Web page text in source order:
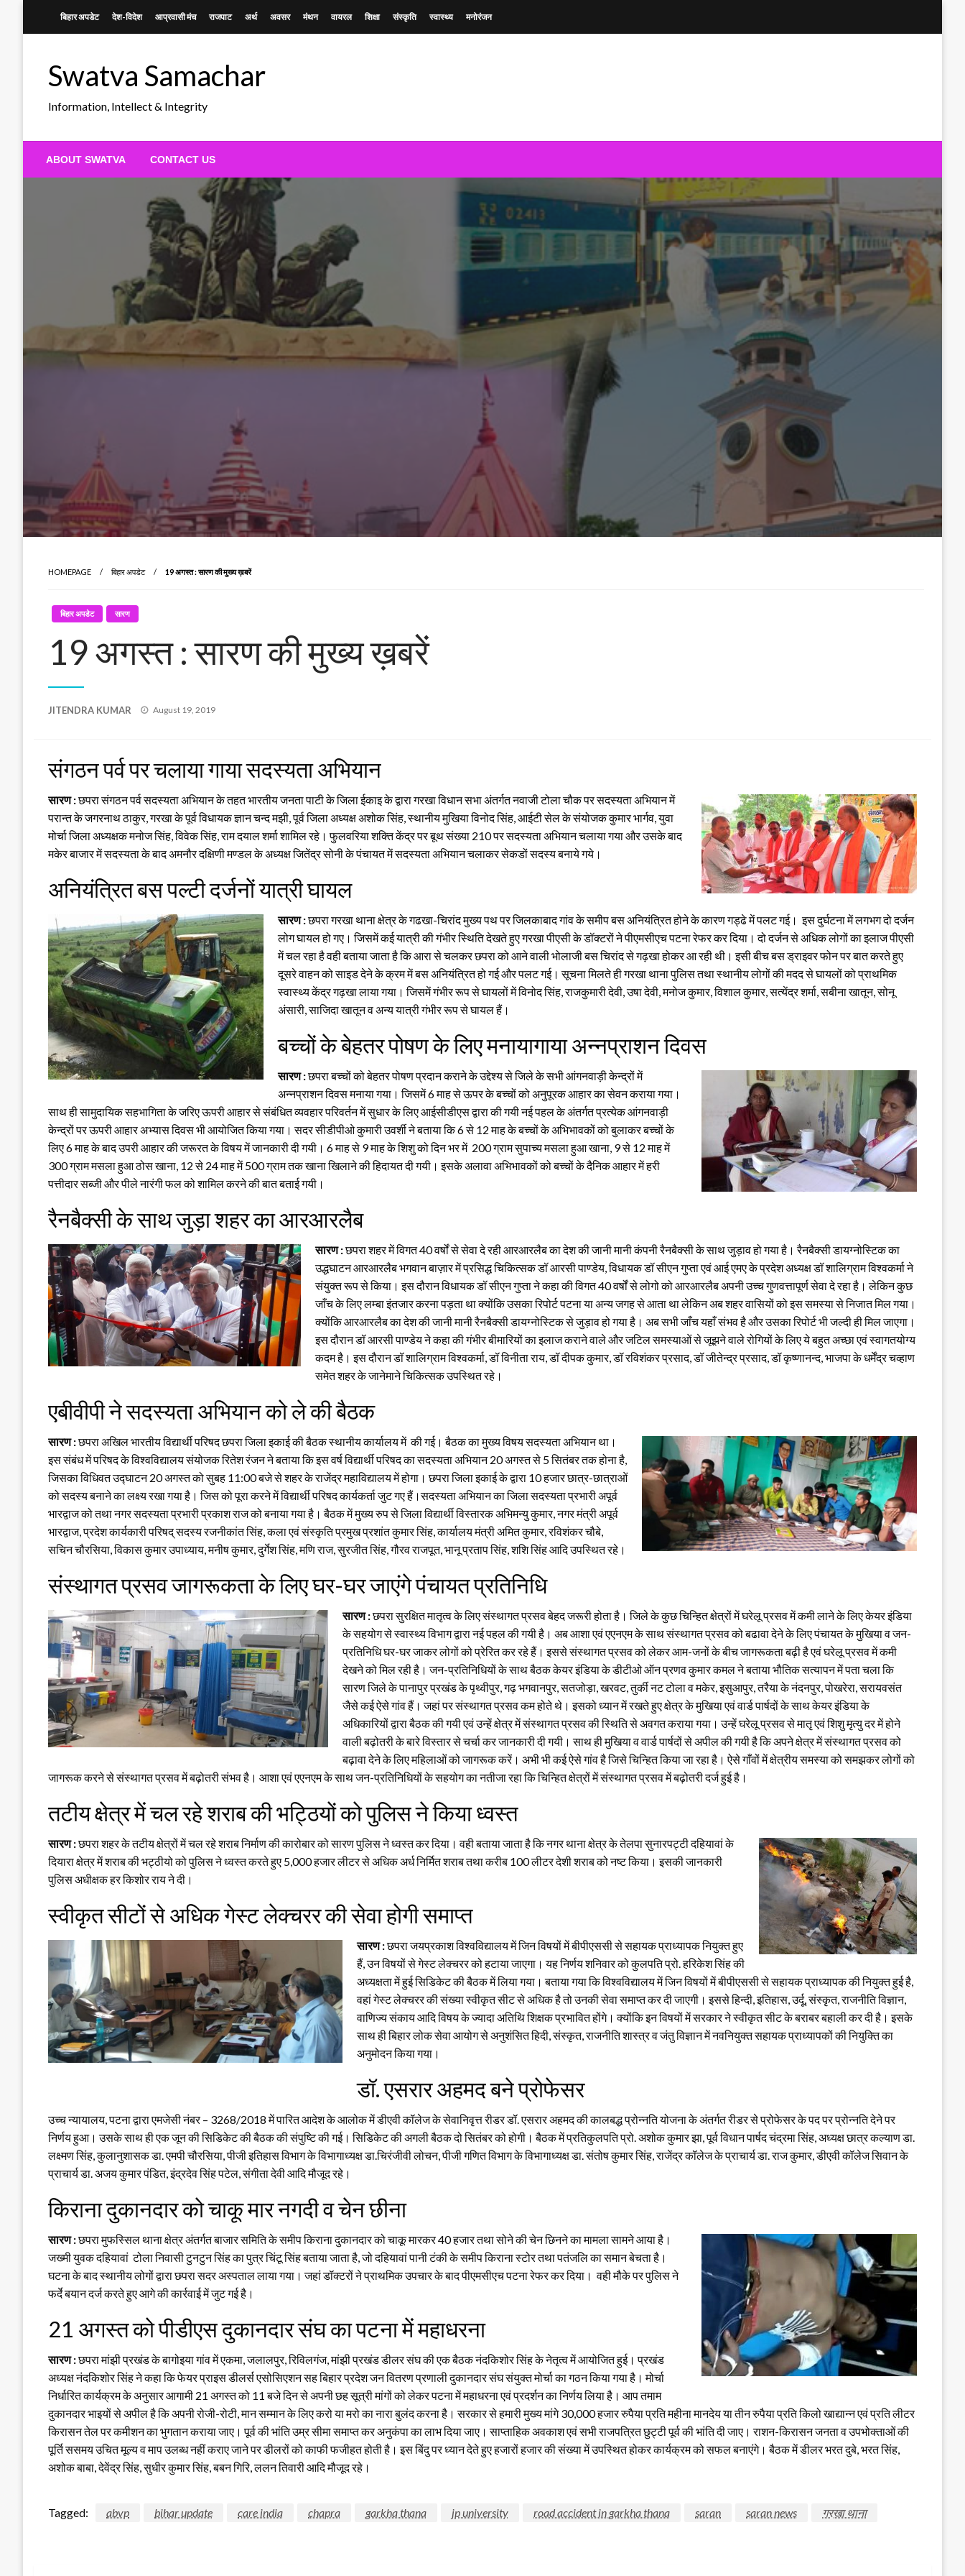
बिहार अपडेट देश-विदेश आप्रवासी मंच राजपाट अर्थ अवसर मंथन वायरल शिक्षा संस्कृति स्वास्थ्य मनोरंजन
Swatva Samachar
Information, Intellect & Integrity
ABOUT SWATVA CONTACT US
HOMEPAGE बिहार अपडेट 19 अगस्त : सारण की मुख्य ख़बरें
बिहार अपडेट सारण
19 अगस्त : सारण की मुख्य ख़बरें
JITENDRA KUMAR
Posted
August 19, 2019
संगठन पर्व पर चलाया गाया सदस्यता अभियान
सारण :छपरा संगठन पर्व सदस्यता अभियान के तहत भारतीय जनता पाटी के जिला ईकाइ के द्वारा गरखा विधान सभा अंतर्गत नवाजी टोला चौक पर सदस्यता अभियान में
परान्त के जगरनाथ ठाकुर, गरखा के पूर्व विधायक ज्ञान चन्द मझी, पूर्व जिला अध्यक्ष अशोक सिंह, स्थानीय मुखिया विनोद सिंह, आईटी सेल के संयोजक कुमार भार्गव, युवा
मोर्चा जिला अध्यक्षक मनोज सिंह, विवेक सिंह, राम दयाल शर्मा शामिल रहे। फुलवरिया शक्ति केंद्र पर बूथ संख्या 210 पर सदस्यता अभियान चलाया गया और उसके बाद
मकेर बाजार में सदस्यता के बाद अमनौर दक्षिणी मण्डल के अध्यक्ष जितेंद्र सोनी के पंचायत में सदस्यता अभियान चलाकर सेकडों सदस्य बनाये गये।
अनियंत्रित बस पल्टी दर्जनों यात्री घायल
सारण :छपरा गरखा थाना क्षेत्र के गढखा-चिरांद मुख्य पथ पर जिलकाबाद गांव के समीप बस अनियंत्रित होने के कारण गड्ढे में पलट गई। इस दुर्घटना में लगभग दो दर्जन
लोग घायल हो गए। जिसमें कई यात्री की गंभीर स्थिति देखते हुए गरखा पीएसी के डॉक्टरों ने पीएमसीएच पटना रेफर कर दिया। दो दर्जन से अधिक लोगों का इलाज पीएसी
में चल रहा है वही बताया जाता है कि आरा से चलकर छपरा को आने वाली भोलाजी बस चिरांद से गढ़खा होकर आ रही थी। इसी बीच बस ड्राइवर फोन पर बात करते हुए
दूसरे वाहन को साइड देने के क्रम में बस अनियंत्रित हो गई और पलट गई। सूचना मिलते ही गरखा थाना पुलिस तथा स्थानीय लोगों की मदद से घायलों को प्राथमिक
स्वास्थ्य केंद्र गढ़खा लाया गया। जिसमें गंभीर रूप से घायलों में विनोद सिंह, राजकुमारी देवी, उषा देवी, मनोज कुमार, विशाल कुमार, सत्येंद्र शर्मा, सबीना खातून, सोनू
अंसारी, साजिदा खातून व अन्य यात्री गंभीर रूप से घायल हैं।
बच्चों के बेहतर पोषण के लिए मनायागाया अन्नप्राशन दिवस
सारण :छपरा बच्चों को बेहतर पोषण प्रदान कराने के उद्देश्य से जिले के सभी आंगनवाड़ी केन्द्रों में
अन्नप्राशन दिवस मनाया गया। जिसमें 6 माह से ऊपर के बच्चों को अनुपूरक आहार का सेवन कराया गया।
साथ ही सामुदायिक सहभागिता के जरिए ऊपरी आहार से संबंधित व्यवहार परिवर्तन में सुधार के लिए आईसीडीएस द्वारा की गयी नई पहल के अंतर्गत प्रत्येक आंगनवाड़ी
केन्द्रों पर ऊपरी आहार अभ्यास दिवस भी आयोजित किया गया। सदर सीडीपीओ कुमारी उवर्शी ने बताया कि 6 से 12 माह के बच्चों के अभिभावकों को बुलाकर बच्चों के
लिए 6 माह के बाद उपरी आहार की जरूरत के विषय में जानकारी दी गयी। 6 माह से 9 माह के शिशु को दिन भर में 200 ग्राम सुपाच्य मसला हुआ खाना, 9 से 12 माह में
300 ग्राम मसला हुआ ठोस खाना, 12 से 24 माह में 500 ग्राम तक खाना खिलाने की हिदायत दी गयी। इसके अलावा अभिभावकों को बच्चों के दैनिक आहार में हरी
पत्तीदार सब्जी और पीले नारंगी फल को शामिल करने की बात बताई गयी।
रैनबैक्सी के साथ जुड़ा शहर का आरआरलैब
सारण :छपरा शहर में विगत 40 वर्षों से सेवा दे रही आरआरलैब का देश की जानी मानी कंपनी रैनबैक्सी के साथ जुड़ाव हो गया है। रैनबैक्सी डायग्नोस्टिक का
उद्धघाटन आरआरलैब भगवान बाज़ार में प्रसिद्ध चिकित्सक डॉ आरसी पाण्डेय, विधायक डॉ सीएन गुप्ता एवं आई एमए के प्रदेश अध्यक्ष डॉ शालिग्राम विश्वकर्मा ने
संयुक्त रूप से किया। इस दौरान विधायक डॉ सीएन गुप्ता ने कहा की विगत 40 वर्षों से लोगो को आरआरलैब अपनी उच्च गुणवत्तापूर्ण सेवा दे रहा है। लेकिन कुछ
जाँच के लिए लम्बा इंतजार करना पड़ता था क्योंकि उसका रिपोर्ट पटना या अन्य जगह से आता था लेकिन अब शहर वासियों को इस समस्या से निजात मिल गया।
क्योंकि आरआरलैब का देश की जानी मानी रैनबैक्सी डायग्नोस्टिक से जुड़ाव हो गया है। अब सभी जाँच यहाँ संभव है और उसका रिपोर्ट भी जल्दी ही मिल जाएगा।
इस दौरान डॉ आरसी पाण्डेय ने कहा की गंभीर बीमारियों का इलाज कराने वाले और जटिल समस्याओं से जूझने वाले रोगियों के लिए ये बहुत अच्छा एवं स्वागतयोग्य
कदम है। इस दौरान डॉ शालिग्राम विश्वकर्मा, डॉ विनीता राय, डॉ दीपक कुमार, डॉ रविशंकर प्रसाद, डॉ जीतेन्द्र प्रसाद, डॉ कृष्णानन्द, भाजपा के धर्मेंद्र चव्हाण
समेत शहर के जानेमाने चिकित्सक उपस्थित रहे।
एबीवीपी ने सदस्यता अभियान को ले की बैठक
सारण :छपरा अखिल भारतीय विद्यार्थी परिषद छपरा जिला इकाई की बैठक स्थानीय कार्यालय में की गई। बैठक का मुख्य विषय सदस्यता अभियान था।
इस संबंध में परिषद के विश्वविद्यालय संयोजक रितेश रंजन ने बताया कि इस वर्ष विद्यार्थी परिषद का सदस्यता अभियान 20 अगस्त से 5 सितंबर तक होना है,
जिसका विधिवत उद्घाटन 20 अगस्त को सुबह 11:00 बजे से शहर के राजेंद्र महाविद्यालय में होगा। छपरा जिला इकाई के द्वारा 10 हजार छात्र-छात्राओं
को सदस्य बनाने का लक्ष्य रखा गया है। जिस को पूरा करने में विद्यार्थी परिषद कार्यकर्ता जुट गए हैं।सदस्यता अभियान का जिला सदस्यता प्रभारी अपूर्व
भारद्वाज को तथा नगर सदस्यता प्रभारी प्रकाश राज को बनाया गया है। बैठक में मुख्य रुप से जिला विद्यार्थी विस्तारक अभिमन्यु कुमार, नगर मंत्री अपूर्व
भारद्वाज, प्रदेश कार्यकारी परिषद् सदस्य रजनीकांत सिंह, कला एवं संस्कृति प्रमुख प्रशांत कुमार सिंह, कार्यालय मंत्री अमित कुमार, रविशंकर चौबे,
सचिन चौरसिया, विकास कुमार उपाध्याय, मनीष कुमार, दुर्गेश सिंह, मणि राज, सुरजीत सिंह, गौरव राजपूत, भानू प्रताप सिंह, शशि सिंह आदि उपस्थित रहे।
संस्थागत प्रसव जागरूकता के लिए घर-घर जाएंगे पंचायत प्रतिनिधि
सारण :छपरा सुरक्षित मातृत्व के लिए संस्थागत प्रसव बेहद जरूरी होता है। जिले के कुछ चिन्हित क्षेत्रों में घरेलू प्रसव में कमी लाने के लिए केयर इंडिया
के सहयोग से स्वास्थ्य विभाग द्वारा नई पहल की गयी है। अब आशा एवं एएनएम के साथ संस्थागत प्रसव को बढावा देने के लिए पंचायत के मुखिया व जन-
प्रतिनिधि घर-घर जाकर लोगों को प्रेरित कर रहे हैं। इससे संस्थागत प्रसव को लेकर आम-जनों के बीच जागरूकता बढ़ी है एवं घरेलू प्रसव में कमी
देखने को मिल रही है। जन-प्रतिनिधियों के साथ बैठक केयर इंडिया के डीटीओ ऑन प्रणव कुमार कमल ने बताया भौतिक सत्यापन में पता चला कि
सारण जिले के पानापुर प्रखंड के पृथ्वीपुर, गढ़ भगवानपुर, सतजोड़ा, खरवट, तुर्की नट टोला व मकेर, इसुआपुर, तरैया के नंदनपुर, पोखरेरा, सरायवसंत
जैसे कई ऐसे गांव हैं। जहां पर संस्थागत प्रसव कम होते थे। इसको ध्यान में रखते हुए क्षेत्र के मुखिया एवं वार्ड पार्षदों के साथ केयर इंडिया के
अधिकारियों द्वारा बैठक की गयी एवं उन्हें क्षेत्र में संस्थागत प्रसव की स्थिति से अवगत कराया गया। उन्हें घरेलू प्रसव से मातृ एवं शिशु मृत्यु दर में होने
वाली बढ़ोतरी के बारे विस्तार से चर्चा कर जानकारी दी गयी। साथ ही मुखिया व वार्ड पार्षदों से अपील की गयी है कि अपने क्षेत्र में संस्थागत प्रसव को
बढ़ावा देने के लिए महिलाओं को जागरूक करें। अभी भी कई ऐसे गांव है जिसे चिन्हित किया जा रहा है। ऐसे गाँवों में क्षेत्रीय समस्या को समझकर लोगों को
जागरूक करने से संस्थागत प्रसव में बढ़ोतरी संभव है। आशा एवं एएनएम के साथ जन-प्रतिनिधियों के सहयोग का नतीजा रहा कि चिन्हित क्षेत्रों में संस्थागत प्रसव में बढ़ोतरी दर्ज हुई है।
तटीय क्षेत्र में चल रहे शराब की भट्ठियों को पुलिस ने किया ध्वस्त
सारण :छपरा शहर के तटीय क्षेत्रों में चल रहे शराब निर्माण की कारोबार को सारण पुलिस ने ध्वस्त कर दिया। वही बताया जाता है कि नगर थाना क्षेत्र के तेलपा सुनारपट्टी दहियावां के
दियारा क्षेत्र में शराब की भट्ठीयो को पुलिस ने ध्वस्त करते हुए 5,000 हजार लीटर से अधिक अर्ध निर्मित शराब तथा करीब 100 लीटर देशी शराब को नष्ट किया। इसकी जानकारी
पुलिस अधीक्षक हर किशोर राय ने दी।
स्वीकृत सीटों से अधिक गेस्ट लेक्चरर की सेवा होगी समाप्त
सारण :छपरा जयप्रकाश विश्वविद्यालय में जिन विषयों में बीपीएससी से सहायक प्राध्यापक नियुक्त हुए
हैं, उन विषयों से गेस्ट लेक्चरर को हटाया जाएगा। यह निर्णय शनिवार को कुलपति प्रो. हरिकेश सिंह की
अध्यक्षता में हुई सिडिकेट की बैठक में लिया गया। बताया गया कि विश्वविद्यालय में जिन विषयों में बीपीएससी से सहायक प्राध्यापक की नियुक्त हुई है,
वहां गेस्ट लेक्चरर की संख्या स्वीकृत सीट से अधिक है तो उनकी सेवा समाप्त कर दी जाएगी। इससे हिन्दी, इतिहास, उर्दू, संस्कृत, राजनीति विज्ञान,
वाणिज्य संकाय आदि विषय के ज्यादा अतिथि शिक्षक प्रभावित होंगे। क्योंकि इन विषयों में सरकार ने स्वीकृत सीट के बराबर बहाली कर दी है। इसके
साथ ही बिहार लोक सेवा आयोग से अनुशंसित हिदी, संस्कृत, राजनीति शास्त्र व जंतु विज्ञान में नवनियुक्त सहायक प्राध्यापकों की नियुक्ति का
अनुमोदन किया गया।
डॉ. एसरार अहमद बने प्रोफेसर
उच्च न्यायालय, पटना द्वारा एमजेसी नंबर – 3268/2018 में पारित आदेश के आलोक में डीएवी कॉलेज के सेवानिवृत्त रीडर डॉ. एसरार अहमद की कालबद्ध प्रोन्नति योजना के अंतर्गत रीडर से प्रोफेसर के पद पर प्रोन्नति देने पर
निर्णय हुआ। उसके साथ ही एक जून की सिडिकेट की बैठक की संपुष्टि की गई। सिडिकेट की अगली बैठक दो सितंबर को होगी। बैठक में प्रतिकुलपति प्रो. अशोक कुमार झा, पूर्व विधान पार्षद चंद्रमा सिंह, अध्यक्ष छात्र कल्याण डा.
लक्ष्मण सिंह, कुलानुशासक डा. एमपी चौरसिया, पीजी इतिहास विभाग के विभागाध्यक्ष डा.चिरंजीवी लोचन, पीजी गणित विभाग के विभागाध्यक्ष डा. संतोष कुमार सिंह, राजेंद्र कॉलेज के प्राचार्य डा. राज कुमार, डीएवी कॉलेज सिवान के
प्राचार्य डा. अजय कुमार पंडित, इंद्रदेव सिंह पटेल, संगीता देवी आदि मौजूद रहे।
किराना दुकानदार को चाकू मार नगदी व चेन छीना
सारण :छपरा मुफस्सिल थाना क्षेत्र अंतर्गत बाजार समिति के समीप किराना दुकानदार को चाकू मारकर 40 हजार तथा सोने की चेन छिनने का मामला सामने आया है।
जख्मी युवक दहियावां टोला निवासी टुनटुन सिंह का पुत्र चिंटू सिंह बताया जाता है, जो दहियावां पानी टंकी के समीप किराना स्टोर तथा पतंजलि का समान बेचता है।
घटना के बाद स्थानीय लोगों द्वारा छपरा सदर अस्पताल लाया गया। जहां डॉक्टरों ने प्राथमिक उपचार के बाद पीएमसीएच पटना रेफर कर दिया। वही मौके पर पुलिस ने
फर्दे बयान दर्ज करते हुए आगे की कार्रवाई में जुट गई है।
21 अगस्त को पीडीएस दुकानदार संघ का पटना में महाधरना
सारण :छपरा मांझी प्रखंड के बागोइया गांव में एकमा, जलालपुर, रिविलगंज, मांझी प्रखंड डीलर संघ की एक बैठक नंदकिशोर सिंह के नेतृत्व में आयोजित हुई। प्रखंड
अध्यक्ष नंदकिशोर सिंह ने कहा कि फेयर प्राइस डीलर्स एसोसिएशन सह बिहार प्रदेश जन वितरण प्रणाली दुकानदार संघ संयुक्त मोर्चा का गठन किया गया है। मोर्चा
निर्धारित कार्यक्रम के अनुसार आगामी 21 अगस्त को 11 बजे दिन से अपनी छह सूत्री मांगों को लेकर पटना में महाधरना एवं प्रदर्शन का निर्णय लिया है। आप तमाम
दुकानदार भाइयों से अपील है कि अपनी रोजी-रोटी, मान सम्मान के लिए करो या मरो का नारा बुलंद करना है। सरकार से हमारी मुख्य मांगे 30,000 हजार रुपैया प्रति महीना मानदेय या तीन रुपैया प्रति किलो खाद्यान्न एवं प्रति लीटर
किरासन तेल पर कमीशन का भुगतान कराया जाए। पूर्व की भांति उम्र सीमा समाप्त कर अनुकंपा का लाभ दिया जाए। साप्ताहिक अवकाश एवं सभी राजपत्रित छुट्टी पूर्व की भांति दी जाए। राशन-किरासन जनता व उपभोक्ताओं की
पूर्ति ससमय उचित मूल्य व माप उलब्ध नहीं कराए जाने पर डीलरों को काफी फजीहत होती है। इस बिंदु पर ध्यान देते हुए हजारों हजार की संख्या में उपस्थित होकर कार्यक्रम को सफल बनाएंगे। बैठक में डीलर भरत दुबे, भरत सिंह,
अशोक बाबा, देवेंद्र सिंह, सुधीर कुमार सिंह, बबन गिरि, ललन तिवारी आदि मौजूद रहे।
Tagged: abvp bihar update care india chapra garkha thana jp university road accident in garkha thana saran saran news गरखा थाना